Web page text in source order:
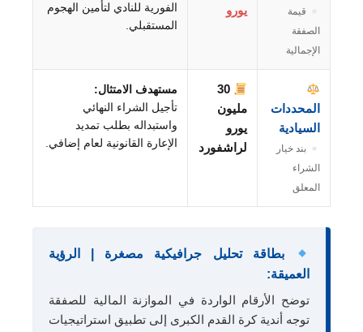
قيمة
الصفقة
الإجمالية
يورو
الفورية للنادي لتأمين الهجوم
المستقبلي.
المحددات
السيادية
بند خيار
الشراء
المعلق
30
مليون
يورو
لراشفورد
مستهدف الامتثال:
تأجيل الشراء النهائي
واستبداله بطلب تمديد
الإعارة القانونية لعام إضافي.
بطاقة تحليل جرافيكية مصغرة | الرؤية
العميقة:
توضح الأرقام الواردة في الموازنة المالية للصفقة
توجه أندية كرة القدم الكبرى إلى تطبيق استراتيجيات